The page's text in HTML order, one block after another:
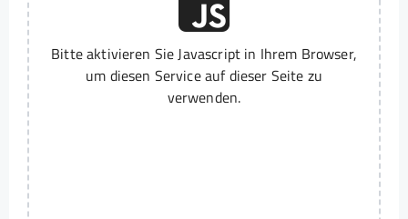
Bitte aktivieren Sie Javascript in Ihrem Browser,
um diesen Service auf dieser Seite zu
verwenden.